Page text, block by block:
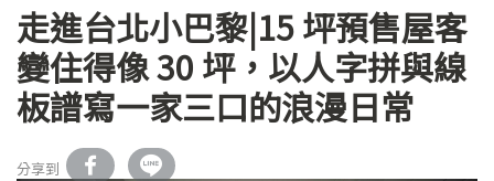
走進台北小巴黎|15 坪預售屋客
變住得像 30 坪，以人字拼與線
板譜寫一家三口的浪漫日常
分享到